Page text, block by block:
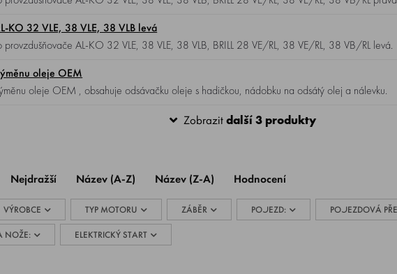
KO 32 VLE, 38 VLE, 38 VLB levá
provzdušňovače AL-KO 32 VLE, 38 VLE, 38 VLB, BRILL 28 VE/RL, 38 VE/RL, 38 VB/RL levá.
oleje OEM
Sada na výměnu oleje OEM , obsahuje odsávačku oleje s hadičkou, nádobku na odsátý olej a nálevku.
Zobrazitdalší 3 produkty
Nejdražší Název (A-Z) Název (Z-A) Hodnocení
VÝROBCE TYP MOTORU ZÁBĚR POJEZD: POJEZDOVÁ
NOŽE: ELEKTRICKÝ START